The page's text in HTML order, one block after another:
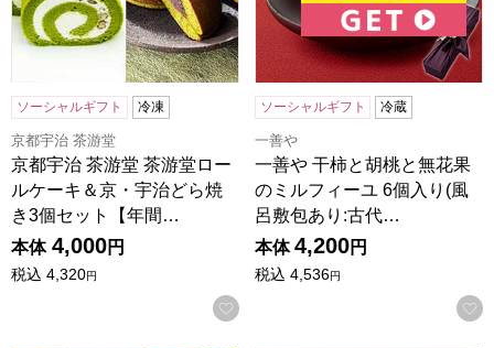
ソーシャルギフト 冷凍
京都宇治 茶游堂
京都宇治 茶游堂 茶游堂ロー
ルケーキ＆京・宇治どら焼
き3個セット【年間…
本体 4,000円
税込 4,320円
お気に入りに登録する
ソーシャルギフト 冷蔵
一善や
一善や 干柿と胡桃と無花果
のミルフィーユ 6個入り(風
呂敷包あり:古代…
本体 4,200円
税込 4,536円